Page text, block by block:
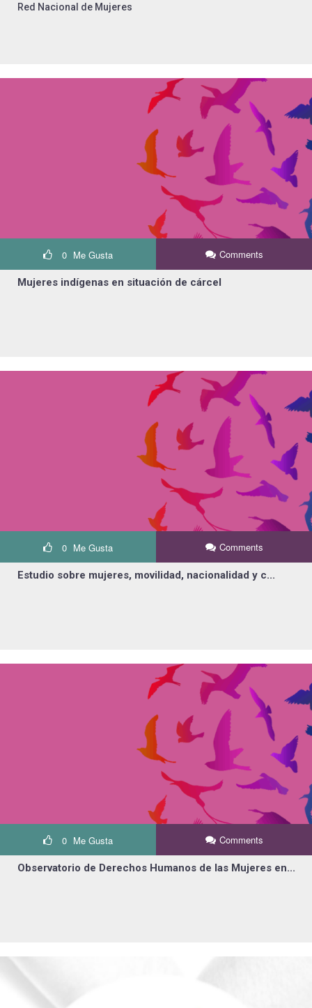
Red Nacional de Mujeres
0 Me Gusta Comments
Mujeres indígenas en situación de cárcel
0 Me Gusta Comments
Estudio sobre mujeres, movilidad, nacionalidad y c...
0 Me Gusta Comments
Observatorio de Derechos Humanos de las Mujeres en...